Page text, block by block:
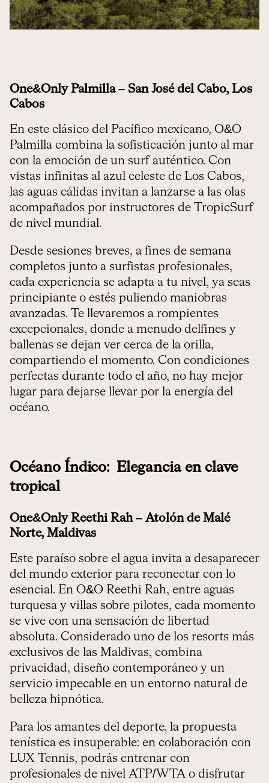
One&Only Palmilla – San José del Cabo, Los
Cabos
En este clásico del Pacífico mexicano, O&O
Palmilla combina la sofisticación junto al mar
con la emoción de un surf auténtico. Con
vistas infinitas al azul celeste de Los Cabos,
las aguas cálidas invitan a lanzarse a las olas
acompañados por instructores de TropicSurf
de nivel mundial.
Desde sesiones breves, a fines de semana
completos junto a surfistas profesionales,
cada experiencia se adapta a tu nivel, ya seas
principiante o estés puliendo maniobras
avanzadas. Te llevaremos a rompientes
excepcionales, donde a menudo delfines y
ballenas se dejan ver cerca de la orilla,
compartiendo el momento. Con condiciones
perfectas durante todo el año, no hay mejor
lugar para dejarse llevar por la energía del
océano.
Océano Índico: Elegancia en clave
tropical
One&Only Reethi Rah – Atolón de Malé
Norte, Maldivas
Este paraíso sobre el agua invita a desaparecer
del mundo exterior para reconectar con lo
esencial. En O&O Reethi Rah, entre aguas
turquesa y villas sobre pilotes, cada momento
se vive con una sensación de libertad
absoluta. Considerado uno de los resorts más
exclusivos de las Maldivas, combina
privacidad, diseño contemporáneo y un
servicio impecable en un entorno natural de
belleza hipnótica.
Para los amantes del deporte, la propuesta
tenística es insuperable: en colaboración con
LUX Tennis, podrás entrenar con
profesionales de nivel ATP/WTA o disfrutar